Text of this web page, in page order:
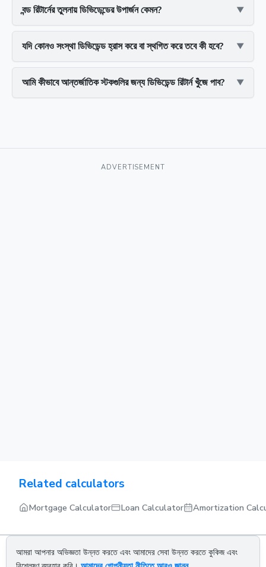
বন্ড রিটার্নের তুলনায় ডিভিডেন্ডের উপার্জন কেমন?
যদি কোনও সংস্থা ডিভিডেন্ড হ্রাস করে বা স্থগিত করে তবে কী হবে?
আমি কীভাবে আন্তর্জাতিক স্টকগুলির জন্য ডিভিডেন্ড রিটার্ন খুঁজে পাব?
ADVERTISEMENT
Related calculators
Mortgage Calculator Loan Calculator Amortization
আমরা আপনার অভিজ্ঞতা উন্নত করতে এবং আমাদের সেবা উন্নত করতে কুকিজ এবং